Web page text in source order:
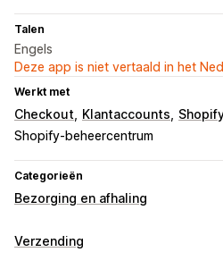
Talen
Engels
Deze app is niet vertaald in het
Werkt met
Checkout Klantaccounts
Shopify-beheercentrum
Categorieën
Bezorging en afhaling
Bezorgopties
Verzending